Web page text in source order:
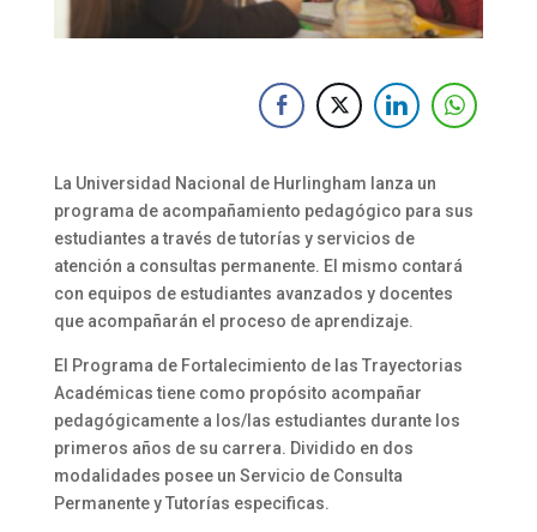
La Universidad Nacional de Hurlingham lanza un
programa de acompañamiento pedagógico para sus
estudiantes a través de tutorías y servicios de
atención a consultas permanente. El mismo contará
con equipos de estudiantes avanzados y docentes
que acompañarán el proceso de aprendizaje.
El Programa de Fortalecimiento de las Trayectorias
Académicas tiene como propósito acompañar
pedagógicamente a los/las estudiantes durante los
primeros años de su carrera. Dividido en dos
modalidades posee un Servicio de Consulta
Permanente y Tutorías especificas.